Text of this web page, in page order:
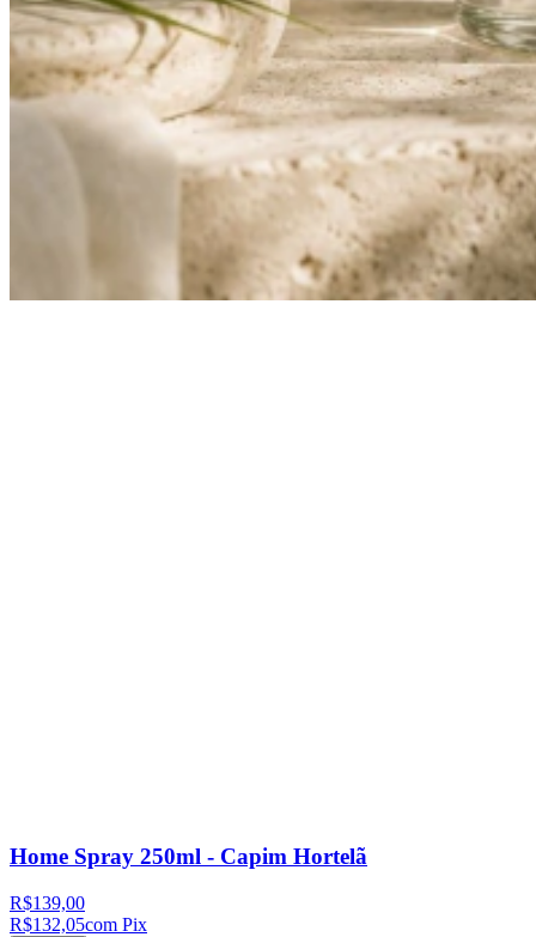
Home Spray 250ml - Capim Hortelã
R$139,00
R$132,05com Pix